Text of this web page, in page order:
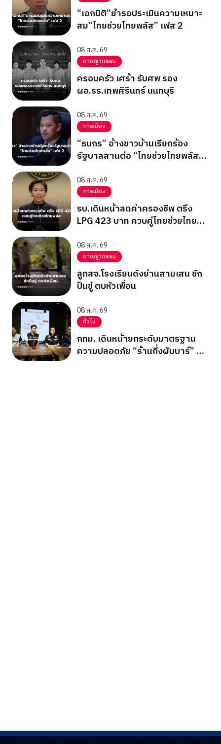
“เอกนิติ”ย้ำรอประเมินความเหมาะ
สม”ไทยช่วยไทยพลัส” เฟส 2
08 ส.ค. 69
อาชญากรรม
ครอบครัว เศร้า รับศพ รอง
ผอ.รร.เทพศิรินทร์ นนทบุรี
08 ส.ค. 69
การเมือง
“ธนกร” อ้างชาวบ้านเรียกร้อง
รัฐบาลสานต่อ “ไทยช่วยไทยพลัส”
08 ส.ค. 69
การเมือง
รบ.เดินหน้าลดค่าครองชีพ ตรึง
LPG 423 บาท ควบคู่ไทยช่วยไทย
08 ส.ค. 69
อาชญากรรม
ลูกสจ.โรงเรียนดังย่านสามเสน ชัก
ปืนขู่ ตบหัวเพื่อน
08 ส.ค. 69
ทั่วไป
กทม. เดินหน้ายกระดับมาตรฐาน
ความปลอดภัย “ร้านกึ่งผับบาร์” ทั่ว